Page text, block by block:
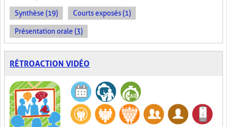
Synthèse (19) Courts exposés (1)
Présentation orale (3)
RÉTROACTION VIDÉO